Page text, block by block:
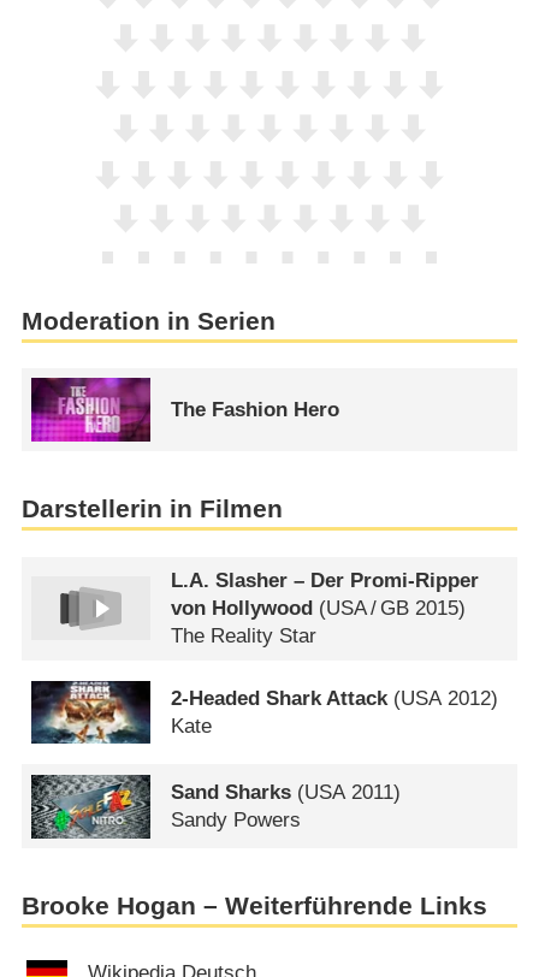
Moderation in Serien
The Fashion Hero
Darstellerin in Filmen
L.A. Slasher – Der Promi-Ripper
von Hollywood (USA/ GB 2015)
The Reality Star
2-Headed Shark Attack(USA2012)
Kate
Sand Sharks (USA2011)
Sandy Powers
Brooke Hogan – Weiterführende Links
Wikipedia Deutsch